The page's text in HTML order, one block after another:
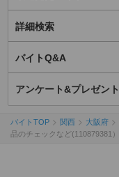
詳細検索
バイトQ&A
アンケート&プレゼント
バイトTOP 関西 大阪府
品のチェックなど(110879381）